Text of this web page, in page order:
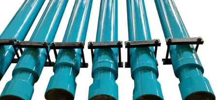
সব
ক্ষেত্রেই
সাইট
ম্যাপ